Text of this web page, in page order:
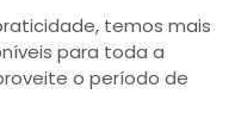
temos mais
para toda a
o período de